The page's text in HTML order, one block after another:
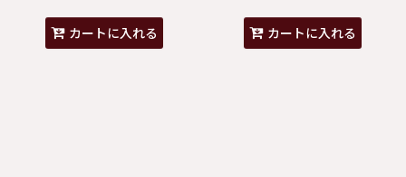
カートに入れる カートに入れる